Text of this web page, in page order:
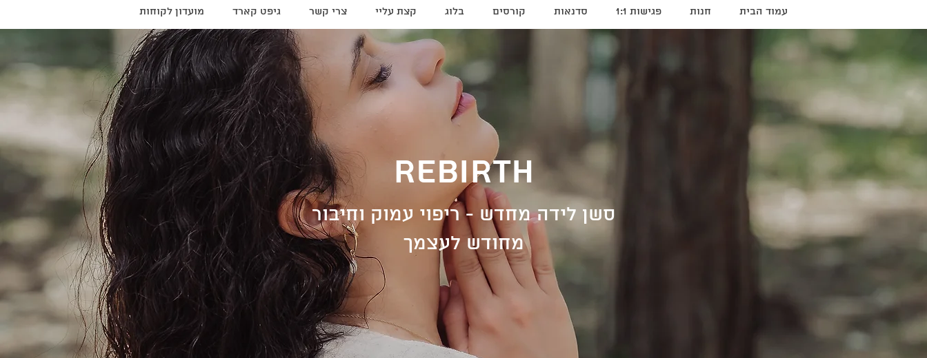
עמוד הבית חנות פגישות 1:1 סדנאות קורסים בלוג קצת עליי צרי קשר גיפט קארד מועדון לקוחות
rebirth
סשן לידה מחדש - ריפוי עמוק וחיבור
מחודש לעצמך